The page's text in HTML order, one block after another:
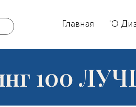
Главная 'О
100